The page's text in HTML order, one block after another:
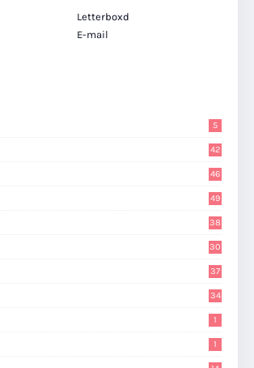
Letterboxd
E-mail
5
42
46
49
38
30
37
34
1
1